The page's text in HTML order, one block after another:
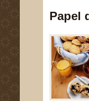
Papel